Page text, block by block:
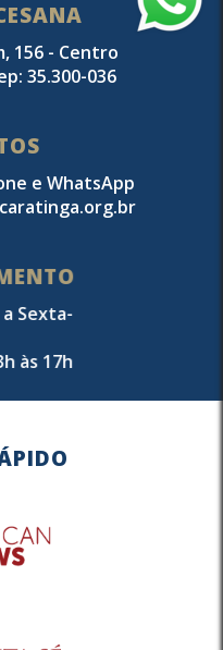
156 - Centro
35.300-036
e WhatsApp
Sexta-
às 17h